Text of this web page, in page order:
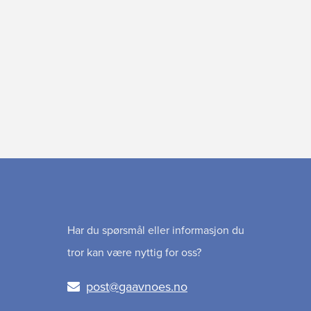
Har du spørsmål eller informasjon du
tror kan være nyttig for oss?
post@gaavnoes.no